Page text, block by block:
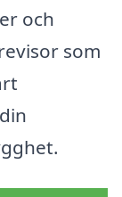
och
som